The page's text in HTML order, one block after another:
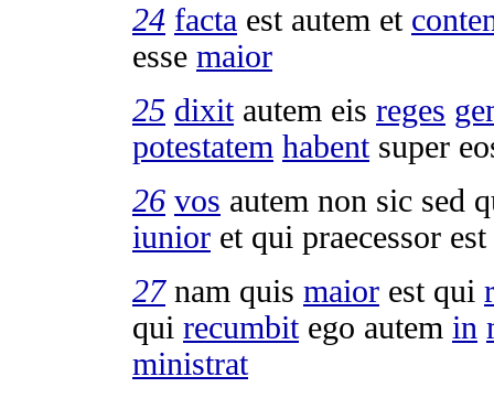
24 facta est autem et
esse maior
25 dixitautem eis reges
potestatem habentsuper
26 vos autem non sic sed
iunior et qui praecessor
27nam quis maior est qui
qui recumbitego autem in
ministrat